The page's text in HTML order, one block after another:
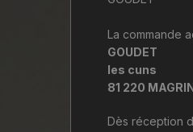
La commande
GOUDET
les cuns
81 220
Dès réception